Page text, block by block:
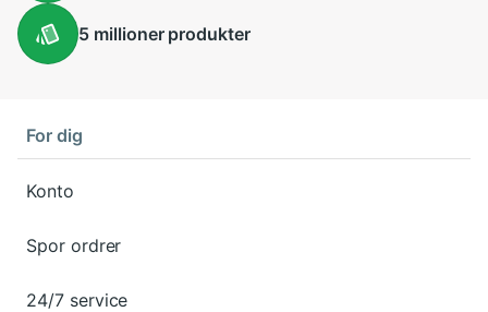
5 millionerprodukter
For dig
Konto
Spor ordrer
24/7 service